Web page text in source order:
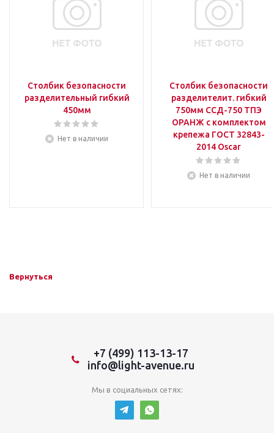
Столбик безопасности
разделительный гибкий
450мм
Нет в наличии
Столбик безопасности
разделителит. гибкий
750мм ССД-750 ТПЭ
ОРАНЖ с комплектом
крепежа ГОСТ 32843-
2014 Oscar
Нет в наличии
Вернуться
+7 (499) 113-13-17
info@light-avenue.ru
Мы в социальных сетях: